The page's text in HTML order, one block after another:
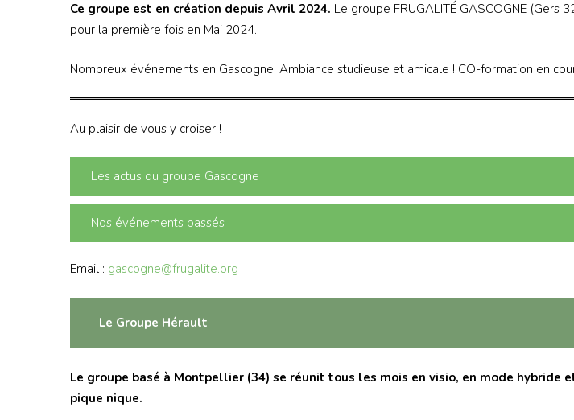
Ce groupe est en création depuis Avril 2024. Le groupe FRUGALITÉ GASCOGNE (Gers
pour la première fois en Mai 2024.
Nombreux événements en Gascogne. Ambiance studieuse et amicale ! CO-formation en
Au plaisir de vous y croiser !
Les actus du groupe Gascogne
Nos événements passés
Email : gascogne@frugalite.org
Le Groupe Hérault
Le groupe basé à Montpellier (34) se réunit tous les mois en visio, en mode hybride
pique nique.